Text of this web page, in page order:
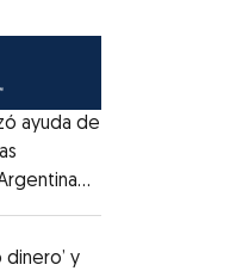
ayuda de
y